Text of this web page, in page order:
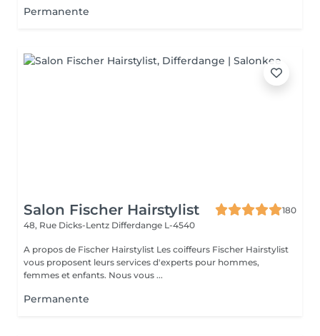
Permanente
Salon Fischer Hairstylist
180
48, Rue Dicks-Lentz Differdange L-4540
A propos de Fischer Hairstylist Les coiffeurs Fischer Hairstylist
vous proposent leurs services d'experts pour hommes,
femmes et enfants. Nous vous ...
Permanente